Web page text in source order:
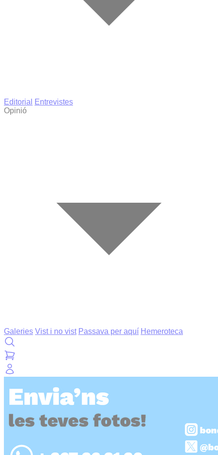
Editorial
Entrevistes
Opinió
Galeries Vist i no vist Passava per aquí Hemeroteca